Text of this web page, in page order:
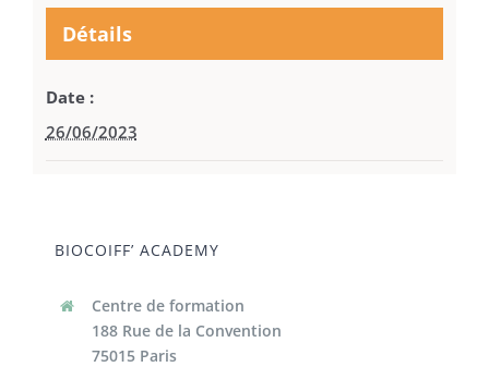
Détails
Date :
26/06/2023
BIOCOIFF’ ACADEMY
Centre de formation
188 Rue de la Convention
75015 Paris